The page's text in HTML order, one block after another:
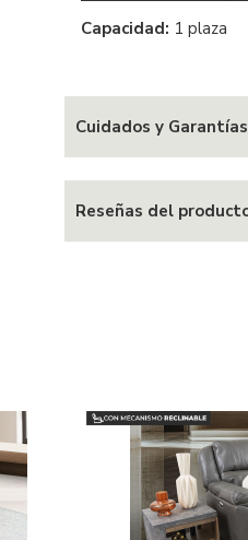
Capacidad: 1 plaza
Cuidados y Garantías
Reseñas del